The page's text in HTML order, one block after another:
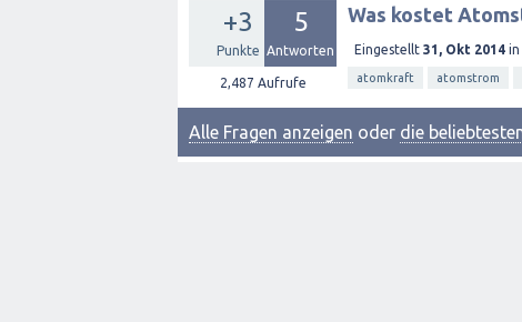
+3
Punkte
5
Antworten
2,487 Aufrufe
Was kostet
Eingestellt 31, Okt 2014 in
atomkraft atomstrom
Alle Fragen anzeigen oder die